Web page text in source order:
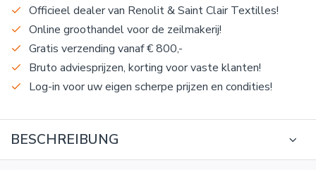
Officieel dealer van Renolit & Saint Clair Textilles!
Online groothandel voor de zeilmakerij!
Gratis verzending vanaf € 800,-
Bruto adviesprijzen, korting voor vaste klanten!
Log-in voor uw eigen scherpe prijzen en condities!
BESCHREIBUNG